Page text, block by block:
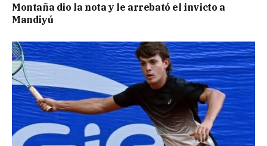
Montaña dio la nota y le arrebató el invicto a
Mandiyú